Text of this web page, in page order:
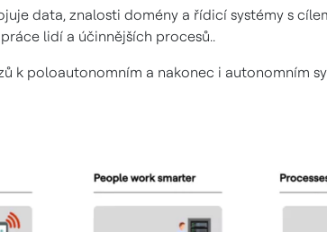
data, znalosti domény a řídicí systémy s
lidí a účinnějších procesů..
k poloautonomním a nakonec i autonomním